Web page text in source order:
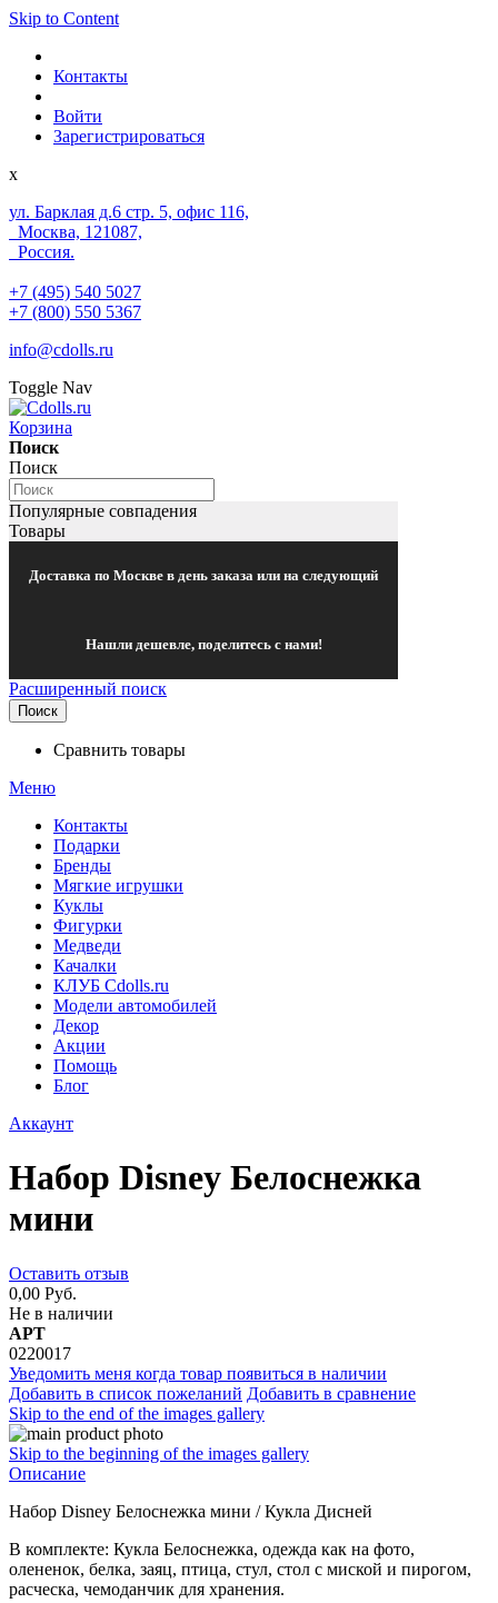
Skip to Content
Контакты
Войти
Зарегистрироваться
x
ул. Барклая д.6 стр. 5, офис 116,
Москва, 121087,
Россия.
+7 (495) 540 5027
+7 (800) 550 5367
info@cdolls.ru
Toggle Nav
Корзина
Поиск
Поиск
Популярные совпадения
Товары
Доставка по Москве в день заказа или на следующий
Нашли дешевле, поделитесь с нами!
Расширенный поиск
Поиск
Сравнить товары
Меню
Контакты
Подарки
Бренды
Мягкие игрушки
Куклы
Фигурки
Медведи
Качалки
КЛУБ Cdolls.ru
Модели автомобилей
Декор
Акции
Помощь
Блог
Аккаунт
Набор Disney Белоснежка
мини
Оставить отзыв
0,00 Руб.
Не в наличии
АРТ
0220017
Уведомить меня когда товар появиться в наличии
Добавить в список пожеланий Добавить в сравнение
Skip to the end of the images gallery
Skip to the beginning of the images gallery
Описание
Набор Disney Белоснежка мини / Кукла Дисней
В комплекте: Кукла Белоснежка, одежда как на фото,
олененок, белка, заяц, птица, стул, стол с миской и пирогом,
расческа, чемоданчик для хранения.